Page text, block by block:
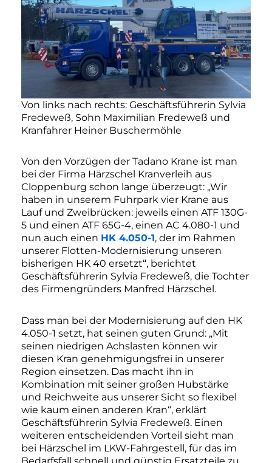
Von links nach rechts: Geschäftsführerin Sylvia
Fredeweß, Sohn Maximilian Fredeweß und
Kranfahrer Heiner Buschermöhle
Von den Vorzügen der Tadano Krane ist man
bei der Firma Härzschel Kranverleih aus
Cloppenburg schon lange überzeugt: „Wir
haben in unserem Fuhrpark vier Krane aus
Lauf und Zweibrücken: jeweils einen ATF 130G-
5 und einen ATF 65G-4, einen AC 4.080-1 und
nun auch einen HK 4.050-1, der im Rahmen
unserer Flotten-Modernisierung unseren
bisherigen HK 40 ersetzt“, berichtet
Geschäftsführerin Sylvia Fredeweß, die Tochter
des Firmengründers Manfred Härzschel.
Dass man bei der Modernisierung auf den HK
4.050-1 setzt, hat seinen guten Grund: „Mit
seinen niedrigen Achslasten können wir
diesen Kran genehmigungsfrei in unserer
Region einsetzen. Das macht ihn in
Kombination mit seiner großen Hubstärke
und Reichweite aus unserer Sicht so flexibel
wie kaum einen anderen Kran“, erklärt
Geschäftsführerin Sylvia Fredeweß. Einen
weiteren entscheidenden Vorteil sieht man
bei Härzschel im LKW-Fahrgestell, für das im
Bedarfsfall schnell und günstig Ersatzteile zu